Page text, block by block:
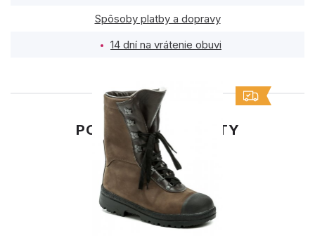
Spôsoby platby a dopravy
14 dní na vrátenie obuvi
PODOBNÉ PRODUKTY